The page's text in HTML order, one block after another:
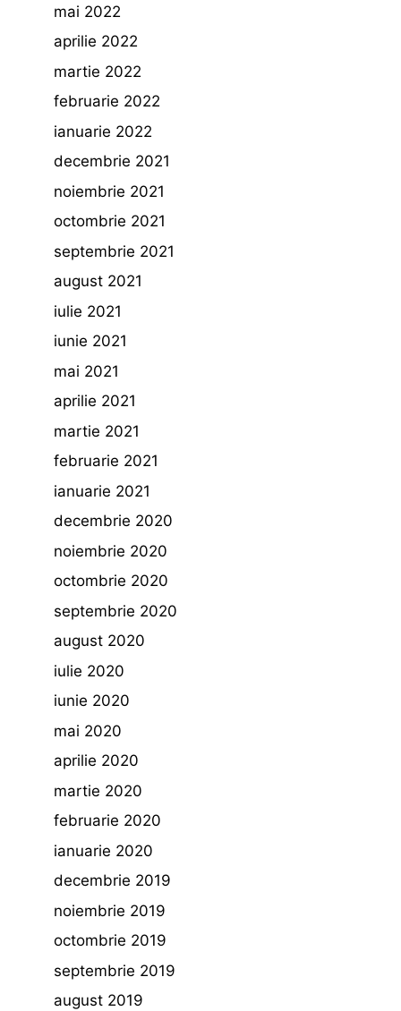
mai 2022
aprilie 2022
martie 2022
februarie 2022
ianuarie 2022
decembrie 2021
noiembrie 2021
octombrie 2021
septembrie 2021
august 2021
iulie 2021
iunie 2021
mai 2021
aprilie 2021
martie 2021
februarie 2021
ianuarie 2021
decembrie 2020
noiembrie 2020
octombrie 2020
septembrie 2020
august 2020
iulie 2020
iunie 2020
mai 2020
aprilie 2020
martie 2020
februarie 2020
ianuarie 2020
decembrie 2019
noiembrie 2019
octombrie 2019
septembrie 2019
august 2019